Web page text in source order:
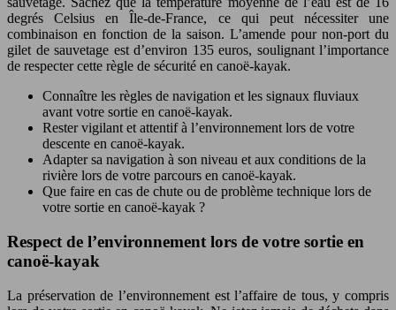
degrés Celsius en Île-de-France, ce qui peut nécessiter une
combinaison en fonction de la saison. L’amende pour non-port du
gilet de sauvetage est d’environ 135 euros, soulignant l’importance
de respecter cette règle de sécurité en canoë-kayak.
Connaître les règles de navigation et les signaux fluviaux
avant votre sortie en canoë-kayak.
Rester vigilant et attentif à l’environnement lors de votre
descente en canoë-kayak.
Adapter sa navigation à son niveau et aux conditions de la
rivière lors de votre parcours en canoë-kayak.
Que faire en cas de chute ou de problème technique lors de
votre sortie en canoë-kayak ?
Respect de l’environnement lors de votre sortie en
canoë-kayak
La préservation de l’environnement est l’affaire de tous, y compris